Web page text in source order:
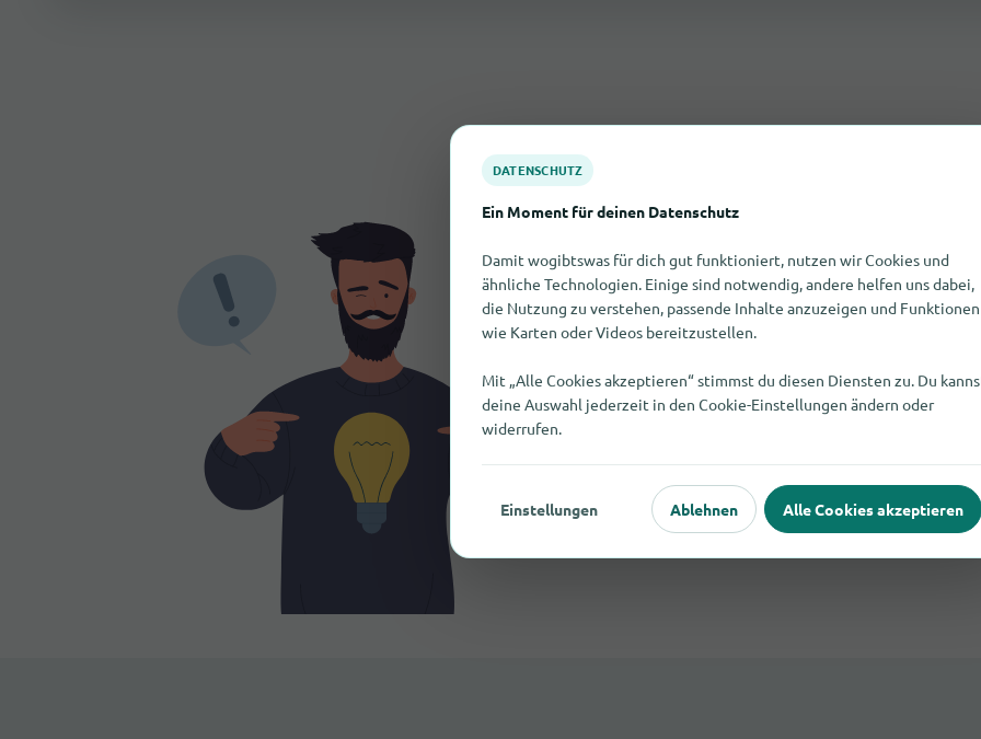
Gibt es weitere Möglichkeiten,
zu kaufen?
Sollte bei den in Krölpa bei Pößneck
sein, schau doch mal auf unseren
Spielzeug findest du klassischerweise
SpielwarengeschäfteoderSupermärkte.
Worauf muss ich beim Kauf
DATENSCHUTZ
Ein Moment für deinen Datenschutz
Damit wogibtswas für dich gut funktioniert, nutzen wir Cookies und
ähnliche Technologien. Einige sind notwendig, andere helfen uns dabei,
die Nutzung zu verstehen, passende Inhalte anzuzeigen und Funktionen
wie Karten oder Videos bereitzustellen.
Mit „Alle Cookies akzeptieren“ stimmst du diesen Diensten zu. Du
deine Auswahl jederzeit in den Cookie-Einstellungen ändern oder
widerrufen.
Einstellungen Ablehnen Alle Cookies akzeptieren